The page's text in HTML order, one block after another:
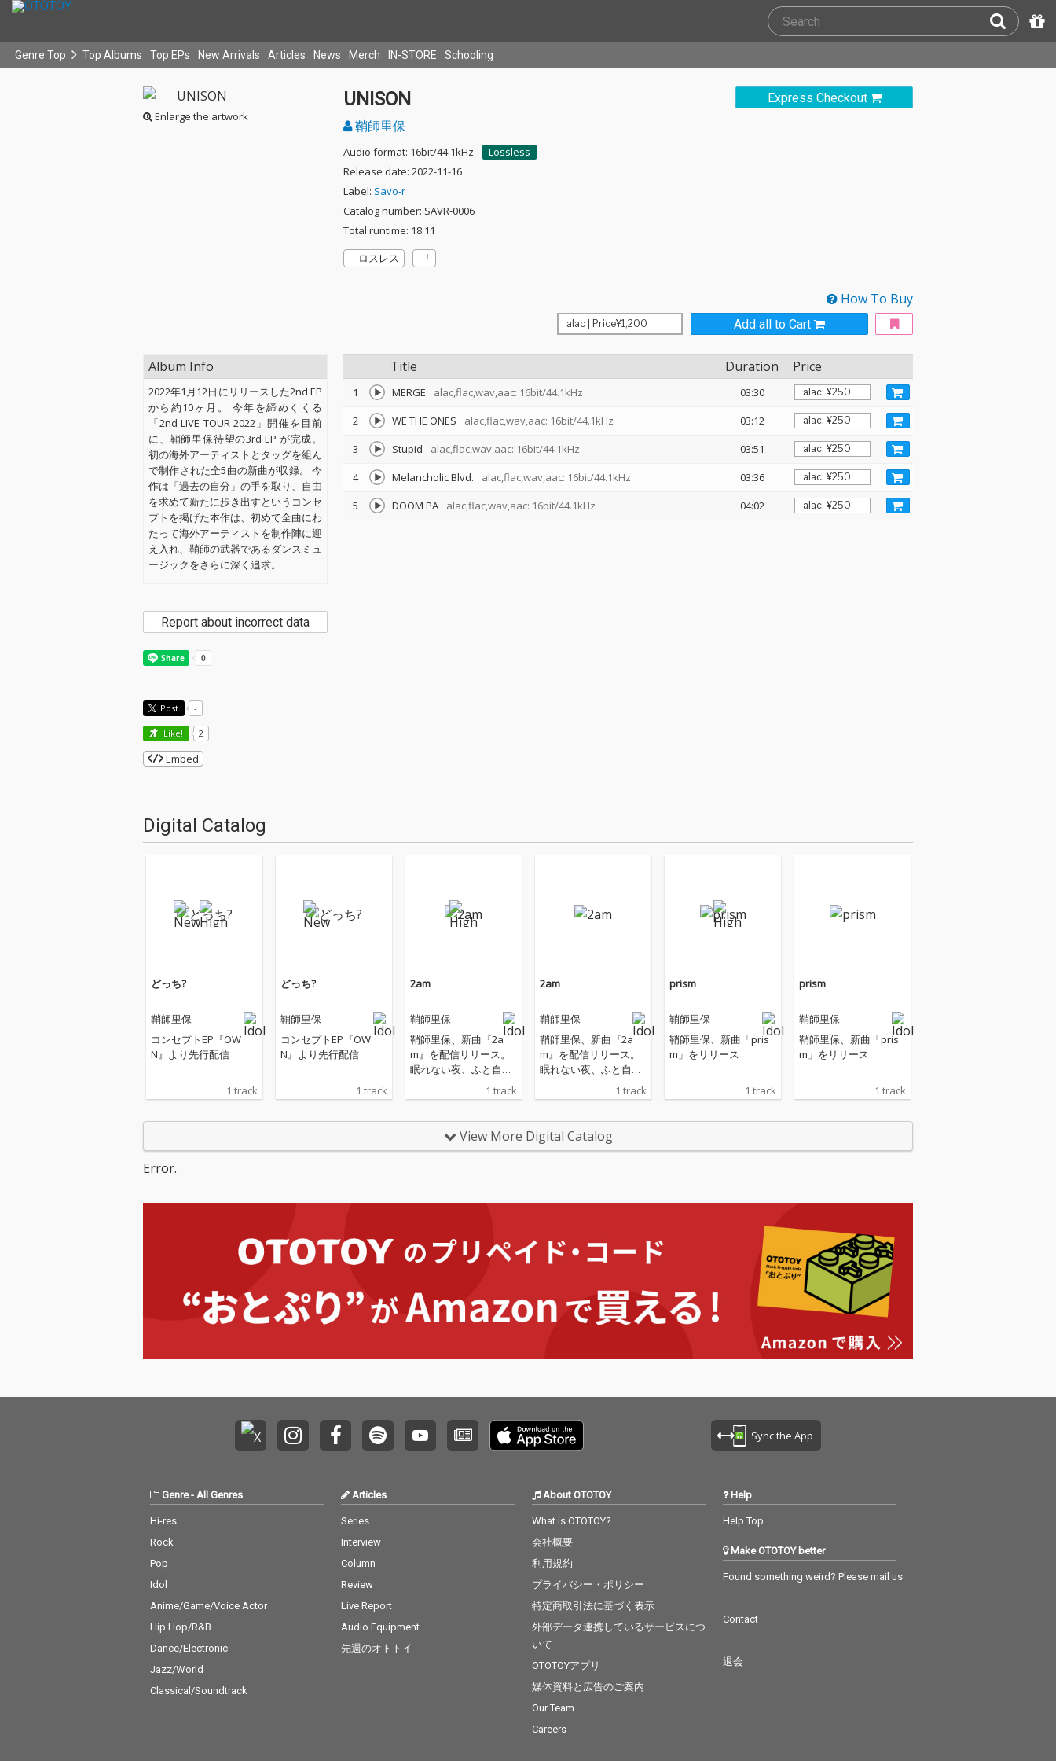
Genre Top Top Albums Top EPs New Arrivals Articles News Merch IN-STORE Schooling
Enlarge the artwork
Express Checkout
UNISON
鞘師里保
Audio format: 16bit/44.1kHz
Lossless
Release date: 2022-11-16
Label: Savo-r
Catalog number: SAVR-0006
Total runtime: 18:11
ロスレス
How To Buy
Add all to Cart
Title Duration Price
1 MERGE alac,flac,wav,aac: 16bit/44.1kHz
03:30
2
WE THE ONES alac,flac,wav,aac: 16bit/44.1kHz
03:12
3
Stupid alac,flac,wav,aac: 16bit/44.1kHz
03:51
4
Melancholic Blvd. alac,flac,wav,aac: 16bit/44.1kHz
03:36
5
DOOM PA alac,flac,wav,aac: 16bit/44.1kHz 04:02
Album Info
2022年1月12日にリリースした2nd EP
から約10ヶ月。 今年を締めくくる
「2nd LIVE TOUR 2022」開催を目前
に、鞘師里保待望の3rd EP が完成。
初の海外アーティストとタッグを組ん
で制作された全5曲の新曲が収録。 今
作は「過去の自分」の手を取り、自由
を求めて新たに歩き出すというコンセ
プトを掲げた本作は、初めて全曲にわ
たって海外アーティストを制作陣に迎
え入れ、鞘師の武器であるダンスミュ
ージックをさらに深く追求。
Report about incorrect data
Post -
Like! 2
Embed
Digital Catalog
どっち?
鞘師里保
コンセプトEP『OW
N』より先行配信
1 track
どっち?
鞘師里保
コンセプトEP『OW
N』より先行配信
1 track
2am
鞘師里保
鞘師里保、新曲『2a
m』を配信リリース。
眠れない夜、ふと自分
う "午前2時” という時
れない想いや、答えの
出ない問いに向き合い
夜の空気感の中で、
たいのか」といった内
なる問いに向き合い続
な感情を表現。誰しも
が抱える不安や迷いを
丁寧にすくい上げた、
にしたミッドテンポト
ーミーなシンセと空間
的なビートが、深夜の
なさを帯びた世界観を
ている。作曲は、KATS
1 track
2am
鞘師里保
鞘師里保、新曲『2a
m』を配信リリース。
眠れない夜、ふと自分
う "午前2時” という時
れない想いや、答えの
出ない問いに向き合い
夜の空気感の中で、
たいのか」といった内
なる問いに向き合い続
な感情を表現。誰しも
が抱える不安や迷いを
丁寧にすくい上げた、
にしたミッドテンポト
ーミーなシンセと空間
的なビートが、深夜の
ショナルでほのかな切
なさを帯びた世界観を
構築している。また本
も取り入れ、歌唱とリ
ズミカルなフローを行
き来することで、感情
の揺れや内面の揺らぎ
をより立体的に表現し
ている。作曲は、KATS
EYEやSIRUP、iri、yam
a、MAZZEL、Aile The
Shotaなど、国内外の
アーティストの作品を
手がけるTaka Perryが
担当。作詞は、ME:I、a
espa、milet、NiziU、
1 track
prism
鞘師里保
鞘師里保、新曲「pris
m」をリリース
1 track
prism
鞘師里保
鞘師里保、新曲「pris
m」をリリース
1 track
View More Digital Catalog
Error.
Sync the App
Genre- All Genres
Hi-res
Rock
Pop
Idol
Anime/Game/Voice Actor
Hip Hop/R&B
Dance/Electronic
Jazz/World
Classical/Soundtrack
Articles
Series
Interview
Column
Review
Live Report
Audio Equipment
先週のオトトイ
About OTOTOY
What is OTOTOY?
会社概要
利用規約
プライバシー・ポリシー
特定商取引法に基づく表示
外部データ連携しているサービスにつ
いて
OTOTOYアプリ
媒体資料と広告のご案内
Our Team
Careers
Help
Help Top
Make OTOTOY better
Found something weird? Please mail us
Contact
退会